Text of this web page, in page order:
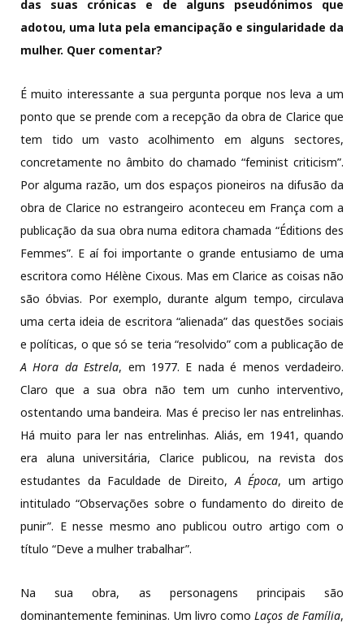
das suas crónicas e de alguns pseudónimos que
adotou, uma luta pela emancipação e singularidade da
mulher. Quer comentar?
É muito interessante a sua pergunta porque nos leva a um
ponto que se prende com a recepção da obra de Clarice que
tem tido um vasto acolhimento em alguns sectores,
concretamente no âmbito do chamado “feminist criticism”.
Por alguma razão, um dos espaços pioneiros na difusão da
obra de Clarice no estrangeiro aconteceu em França com a
publicação da sua obra numa editora chamada “Éditions des
Femmes”. E aí foi importante o grande entusiamo de uma
escritora como Hélène Cixous. Mas em Clarice as coisas não
são óbvias. Por exemplo, durante algum tempo, circulava
uma certa ideia de escritora “alienada” das questões sociais
e políticas, o que só se teria “resolvido” com a publicação de
A Hora da Estrela, em 1977. E nada é menos verdadeiro.
Claro que a sua obra não tem um cunho interventivo,
ostentando uma bandeira. Mas é preciso ler nas entrelinhas.
Há muito para ler nas entrelinhas. Aliás, em 1941, quando
era aluna universitária, Clarice publicou, na revista dos
estudantes da Faculdade de Direito, A Época, um artigo
intitulado “Observações sobre o fundamento do direito de
punir”. E nesse mesmo ano publicou outro artigo com o
título “Deve a mulher trabalhar”.
Na sua obra, as personagens principais são
dominantemente femininas. Um livro comoLaços de Família,